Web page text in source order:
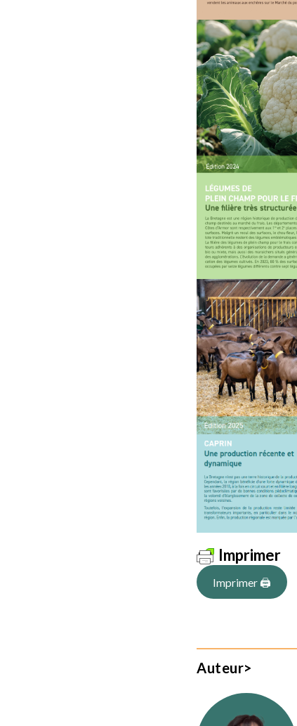
Imprimer
Imprimer 🖨
Auteur>